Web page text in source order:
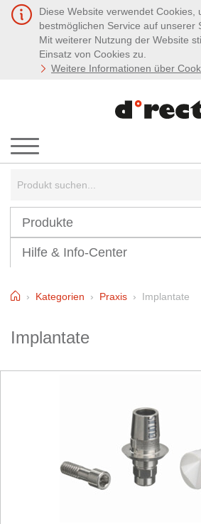
Diese Website verwendet Cookies,
bestmöglichen Service auf unserer
Mit weiterer Nutzung der Website
Einsatz von Cookies zu.
Weitere Informationen über
Menü
Produkte
Hilfe & Info-Center
HomeKategorien Praxis Implantate
Implantate